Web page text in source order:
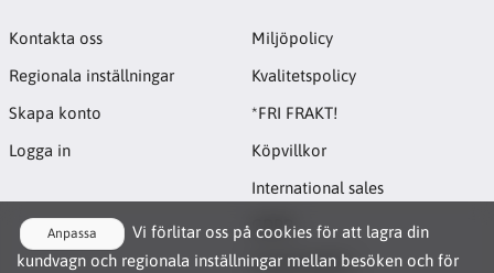
Anpassa
Vi förlitar oss på cookies för att lagra din
kundvagn och regionala inställningar mellan besöken och för
Kontakta oss
Regionala inställningar
Skapa konto
Logga in
Miljöpolicy
Kvalitetspolicy
*FRI FRAKT!
Köpvillkor
International sales
GDPR
Cookie-policy